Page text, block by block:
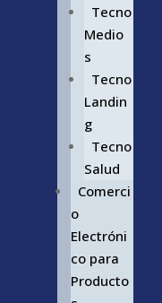
Tecno
Medio
s
Tecno
Landin
g
Tecno
Salud
Comerci
o
Electróni
co para
Producto